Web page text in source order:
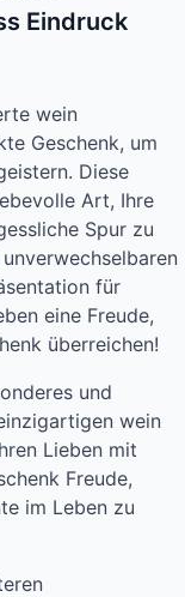
Eindruck
wein
Geschenk, um
Diese
Art, Ihre
Spur zu
für
eine Freude,
überreichen!
und
wein
Lieben mit
Freude,
im Leben zu